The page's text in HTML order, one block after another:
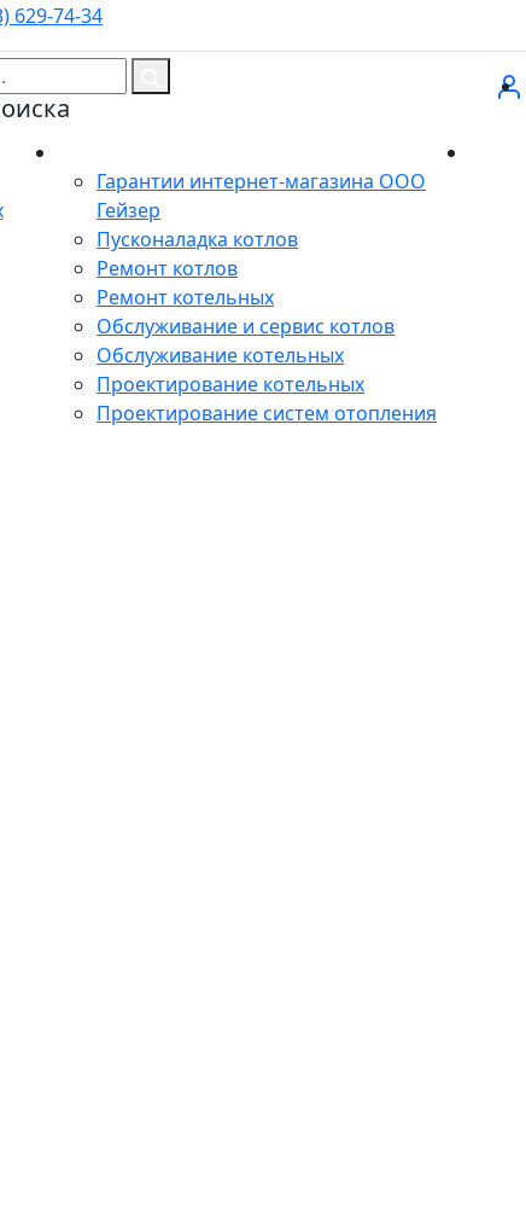
629-74-34
Гарантии интернет-магазина ООО
Гейзер
Пусконаладка котлов
Ремонт котлов
Ремонт котельных
Обслуживание и сервис котлов
Обслуживание котельных
Проектирование котельных
Проектирование систем отопления